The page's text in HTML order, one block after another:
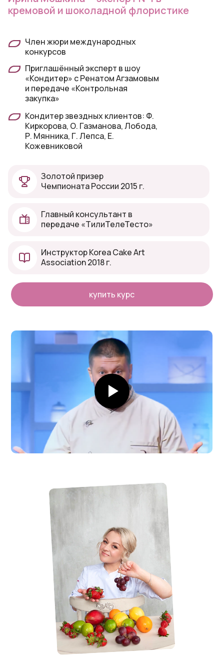
кремовой и шоколадной флористике
Член жюри международных
конкурсов
Приглашённый эксперт в шоу
«Кондитер» с Ренатом Агзамовым
и передаче «Контрольная
закупка»
Кондитер звездных клиентов: Ф.
Киркорова, О. Газманова, Лобода,
Р. Мянника, Г. Лепса, Е.
Кожевниковой
Золотой призер
Чемпионата России 2015 г.
Главный консультант в
передаче «ТилиТелеТесто»
Инструктор Korea Cake Art
Association 2018 г.
купить курс